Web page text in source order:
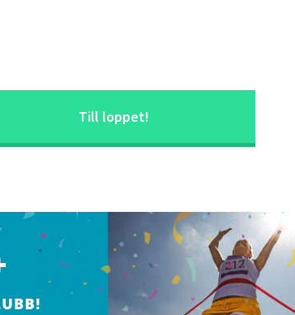
Till loppet!